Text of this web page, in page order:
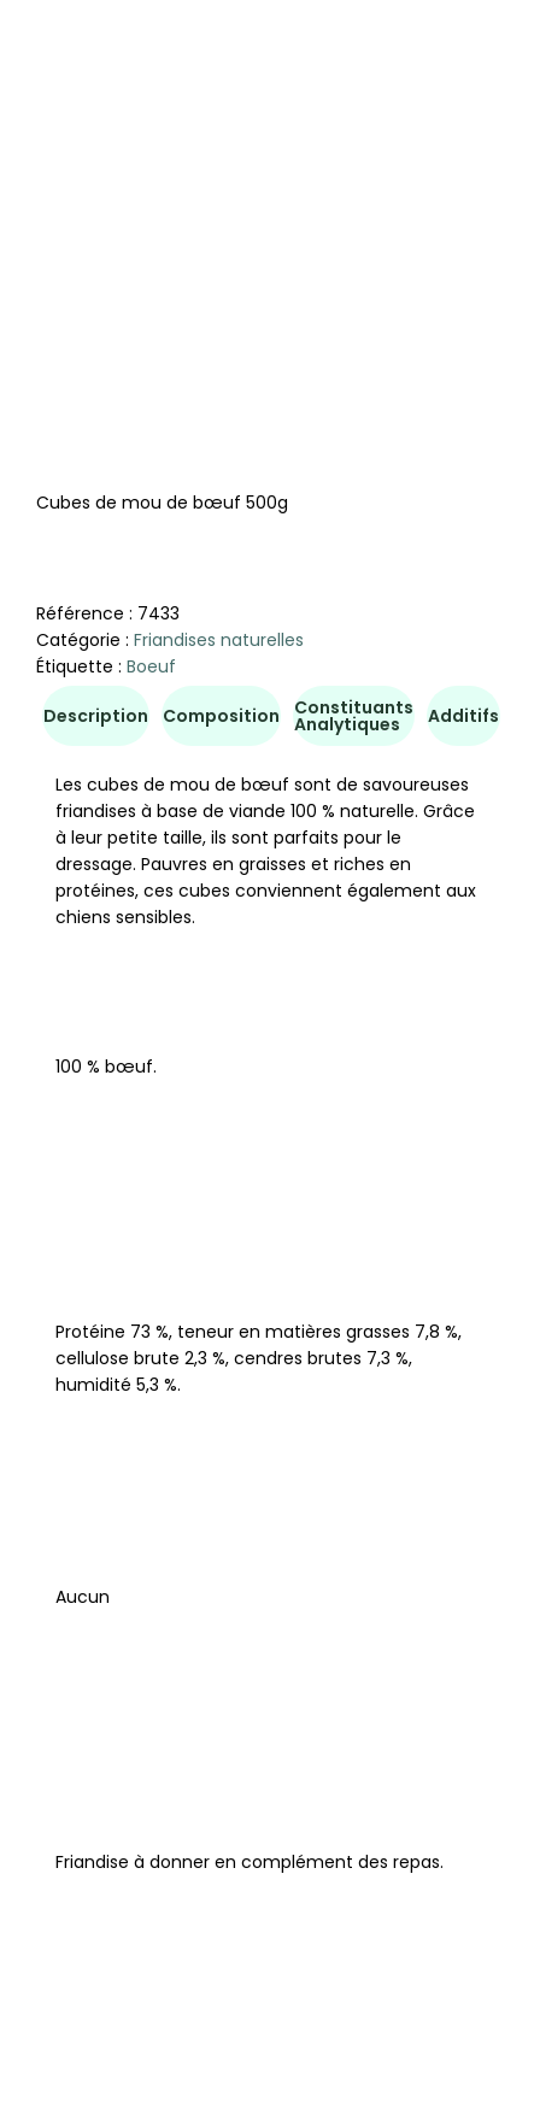
Cubes de mou de bœuf 500g
Référence : 7433
Catégorie : Friandises naturelles
Étiquette : Boeuf
Description Composition Constituants
Analytiques Additifs
Les cubes de mou de bœuf sont de savoureuses
friandises à base de viande 100 % naturelle. Grâce
à leur petite taille, ils sont parfaits pour le
dressage. Pauvres en graisses et riches en
protéines, ces cubes conviennent également aux
chiens sensibles.
100 % bœuf.
Protéine 73 %, teneur en matières grasses 7,8 %,
cellulose brute 2,3 %, cendres brutes 7,3 %,
humidité 5,3 %.
Aucun
Friandise à donner en complément des repas.